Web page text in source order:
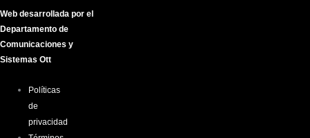
Web desarrollada por el
Departamento de
Comunicaciones y
Sistemas Ott
Políticas
de
privacidad